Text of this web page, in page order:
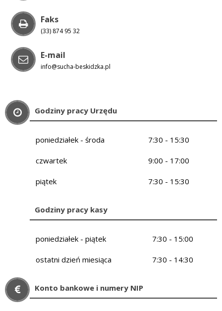
Faks
(33) 874 95 32
E-mail
info@sucha-beskidzka.pl
Godziny pracy Urzędu
poniedziałek - środa 7:30 - 15:30
czwartek 9:00 - 17:00
piątek 7:30 - 15:30
Godziny pracy kasy
poniedziałek - piątek 7:30 - 15:00
ostatni dzień miesiąca 7:30 - 14:30
Konto bankowe i numery NIP